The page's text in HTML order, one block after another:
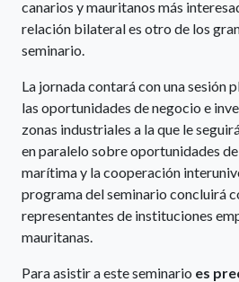
canarios y mauritanos más
relación bilateral es otro de los
seminario.
La jornada contará con una sesión
las oportunidades de negocio e
zonas industriales a la que le
en paralelo sobre oportunidades
marítima y la cooperación
programa del seminario concluirá
representantes de instituciones
mauritanas.
Para asistir a este seminario es